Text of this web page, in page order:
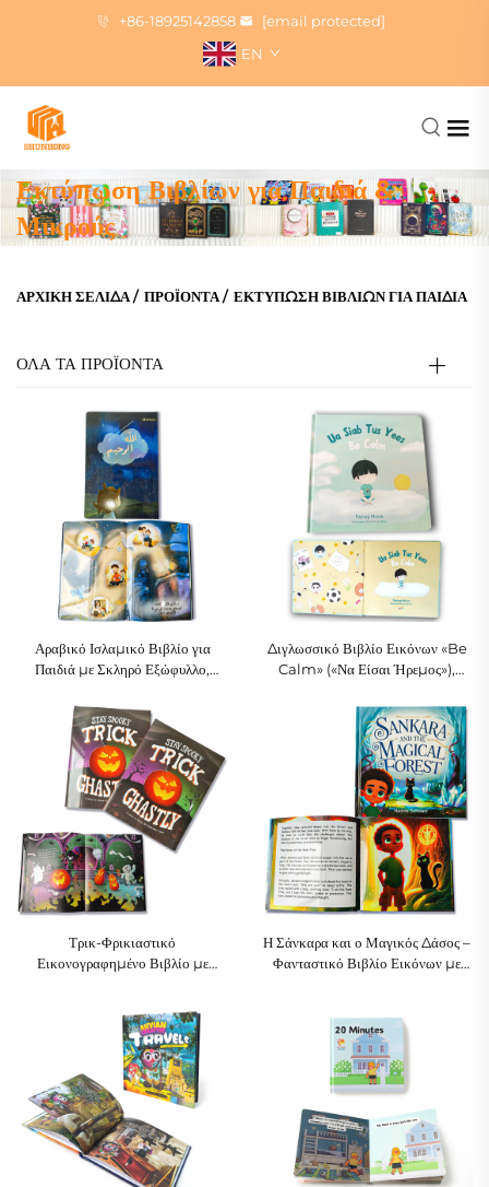
+86-18925142858
[email protected]
EN
Εκτύπωση Βιβλίων για Παιδιά &
Μικρούς
ΑΡΧΙΚΉ ΣΕΛΊΔΑ/ ΠΡΟΪΌΝΤΑ/ ΕΚΤΎΠΩΣΗ ΒΙΒΛΊΩΝ ΓΙΑ ΠΑΙΔΙΆ
ΟΛΑ ΤΑ ΠΡΟΪΟΝΤΑ
Αραβικό Ισλαμικό Βιβλίο για
Παιδιά με Σκληρό Εξώφυλλο,
Οικογένεια
Διγλωσσικό Βιβλίο Εικόνων «Be
Calm» («Να Είσαι Ήρεμος»),
Παιδιά στα Χμόνγκ και Αγγλικά
Τρικ-Φρικιαστικό
Εικονογραφημένο Βιβλίο με
Ιστορία για Παιδιά
Η Σάνκαρα και ο Μαγικός Δάσος –
Φανταστικό Βιβλίο Εικόνων με